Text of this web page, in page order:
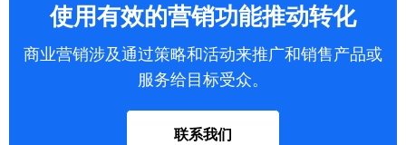
使用有效的营销功能推动转化
商业营销涉及通过策略和活动来推广和销售产品或
服务给目标受众。
联系我们